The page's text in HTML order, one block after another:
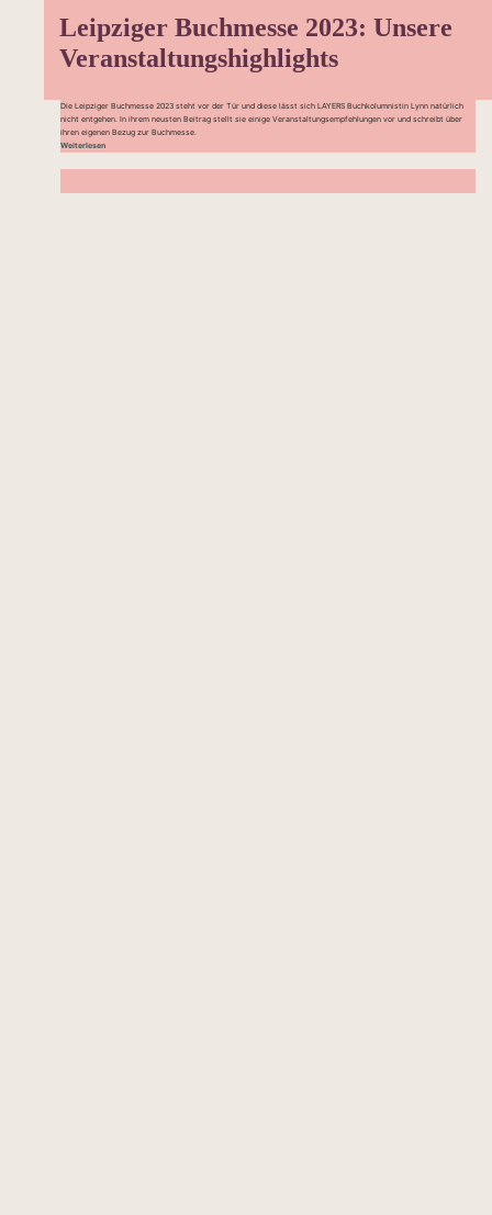
Leipziger Buchmesse 2023: Unsere
Veranstaltungshighlights
Die Leipziger Buchmesse 2023 steht vor der Tür und diese lässt sich LAYERS Buchkolumnistin Lynn natürlich
nicht entgehen. In ihrem neusten Beitrag stellt sie einige Veranstaltungsempfehlungen vor und schreibt über
ihren eigenen Bezug zur Buchmesse.
Weiterlesen